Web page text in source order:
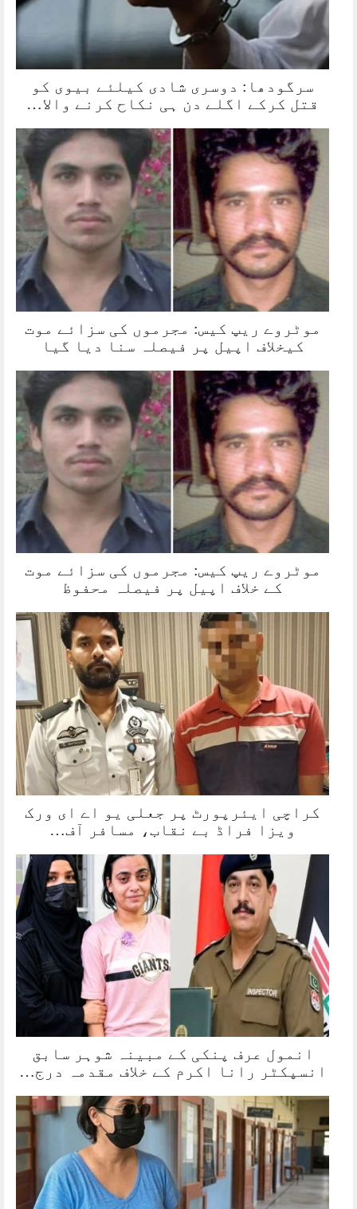
سرگودھا: دوسری شادی کیلئے بیوی کو
قتل کرکے اگلے دن ہی نکاح کرنے والا…
موٹروے ریپ کیس: مجرموں کی سزائے موت
کیخلاف اپیل پر فیصلہ سنا دیا گیا
موٹروے ریپ کیس: مجرموں کی سزائے موت
کے خلاف اپیل پر فیصلہ محفوظ
کراچی ایئرپورٹ پر جعلی یو اے ای ورک
ویزا فراڈ بے نقاب، مسافر آف…
انمول عرف پنکی کے مبینہ شوہر سابق
انسپکٹر رانا اکرم کے خلاف مقدمہ درج…